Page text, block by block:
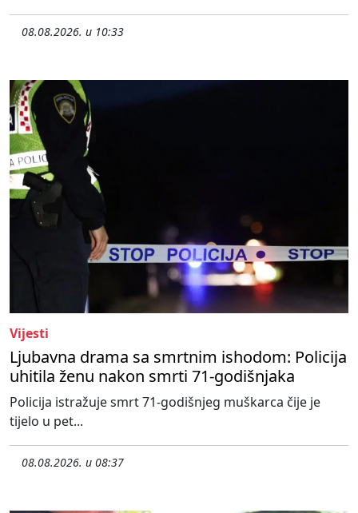
08.08.2026. u 10:33
Vijesti
Ljubavna drama sa smrtnim ishodom: Policija
uhitila ženu nakon smrti 71-godišnjaka
Policija istražuje smrt 71-godišnjeg muškarca čije je
tijelo u pet...
08.08.2026. u 08:37